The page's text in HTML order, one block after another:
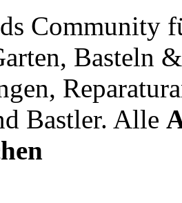
Community
Basteln
Bastler. Alle